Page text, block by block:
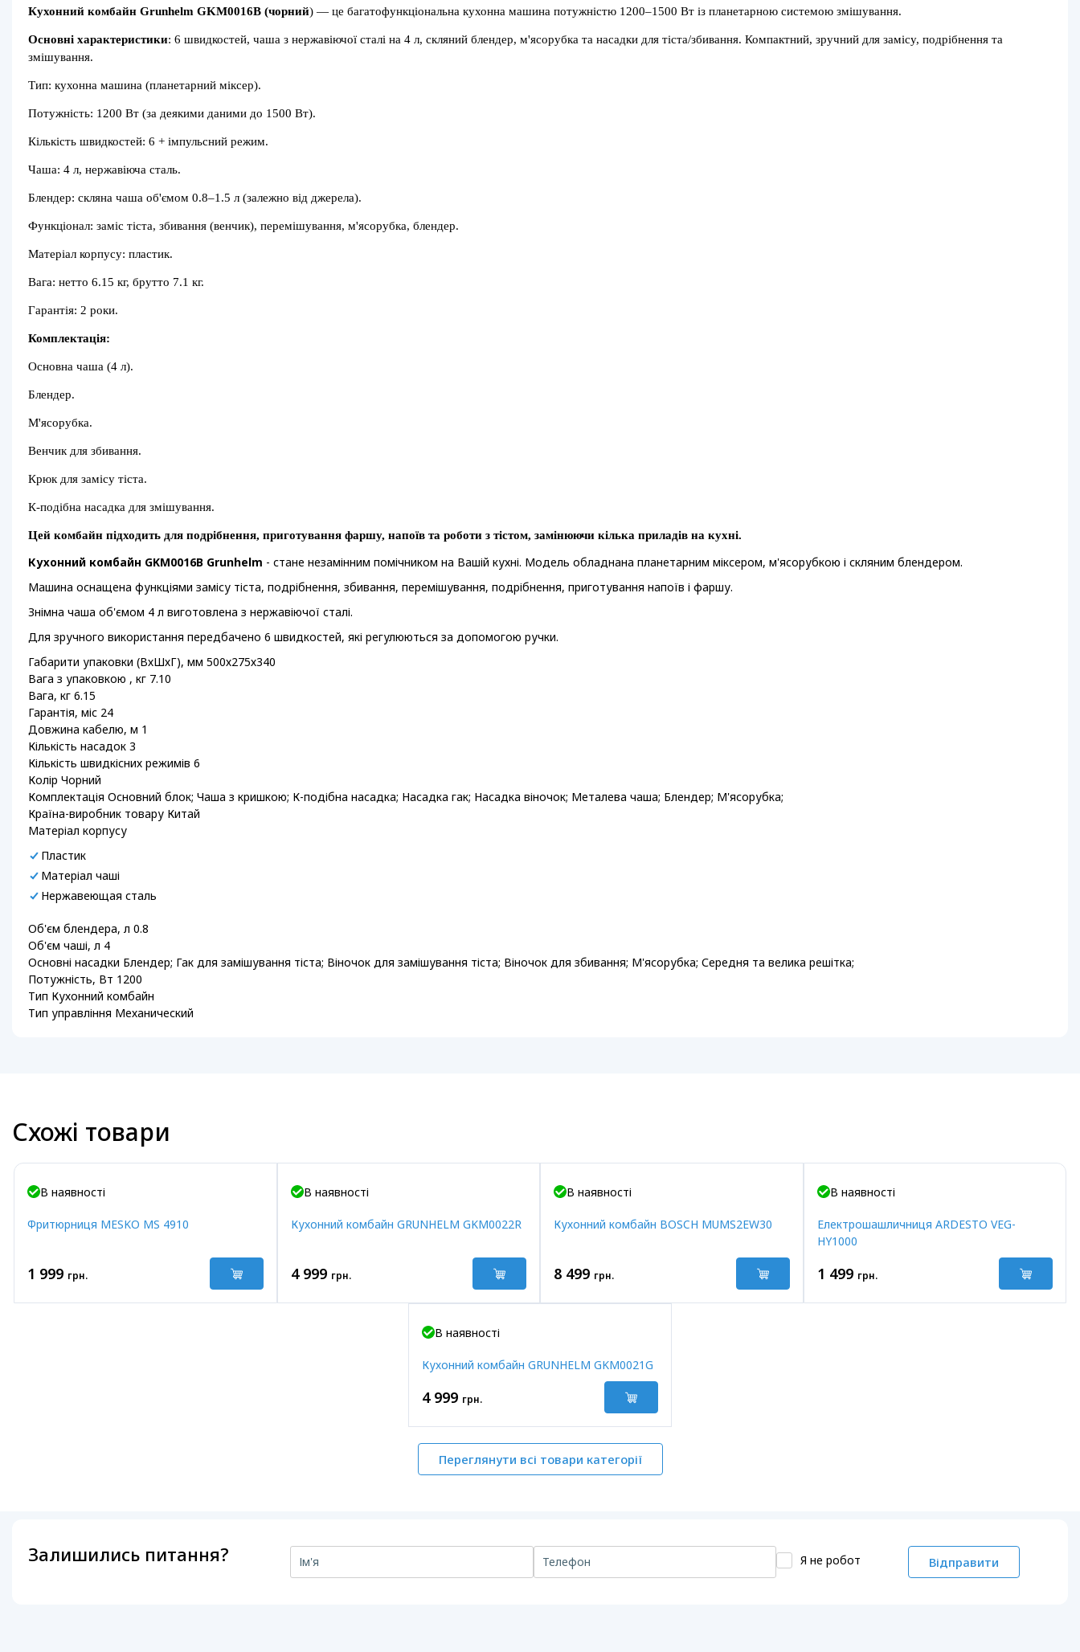
Кухонний комбайн Grunhelm GKM0016B (чорний) — це багатофункціональна кухонна машина потужністю 1200–1500 Вт із планетарною системою змішування.
Основні характеристики: 6 швидкостей, чаша з нержавіючої сталі на 4 л, скляний блендер, м'ясорубка та насадки для тіста/збивання. Компактний, зручний для замісу, подрібнення та
змішування.
Тип: кухонна машина (планетарний міксер).
Потужність: 1200 Вт (за деякими даними до 1500 Вт).
Кількість швидкостей: 6 + імпульсний режим.
Чаша: 4 л, нержавіюча сталь.
Блендер: скляна чаша об'ємом 0.8–1.5 л (залежно від джерела).
Функціонал: заміс тіста, збивання (венчик), перемішування, м'ясорубка, блендер.
Матеріал корпусу: пластик.
Вага: нетто 6.15 кг, брутто 7.1 кг.
Гарантія: 2 роки.
Комплектація:
Основна чаша (4 л).
Блендер.
М'ясорубка.
Венчик для збивання.
Крюк для замісу тіста.
К-подібна насадка для змішування.
Цей комбайн підходить для подрібнення, приготування фаршу, напоїв та роботи з тістом, замінюючи кілька приладів на кухні.
Кухонний комбайн GKM0016B Grunhelm - стане незамінним помічником на Вашій кухні. Модель обладнана планетарним міксером, м'ясорубкою і скляним блендером.
Машина оснащена функціями замісу тіста, подрібнення, збивання, перемішування, подрібнення, приготування напоїв і фаршу.
Знімна чаша об'ємом 4 л виготовлена ​​з нержавіючої сталі.
Для зручного використання передбачено 6 швидкостей, які регулюються за допомогою ручки.
Габарити упаковки (ВхШхГ), мм 500х275х340
Вага з упаковкою , кг 7.10
Вага, кг 6.15
Гарантія, міс 24
Довжина кабелю, м 1
Кількість насадок 3
Кількість швидкісних режимів 6
Колір Чорний
Комплектація Основний блок; Чаша з кришкою; К-подібна насадка; Насадка гак; Насадка віночок; Металева чаша; Блендер; М'ясорубка;
Країна-виробник товару Китай
Матеріал корпусу
Пластик
Матеріал чаші
Нержавеющая сталь
Об'єм блендера, л 0.8
Об'єм чаші, л 4
Основні насадки Блендер; Гак для замішування тіста; Віночок для замішування тіста; Віночок для збивання; М'ясорубка; Середня та велика решітка;
Потужність, Вт 1200
Тип Кухонний комбайн
Тип управління Механический
Схожі товари
В наявності
Фритюрниця MESKO MS 4910
1 999 грн.
В наявності
Кухонний комбайн GRUNHELM GKM0022R
4 999 грн.
В наявності
Кухонний комбайн BOSCH MUMS2EW30
8 499 грн.
В наявності
Електрошашличниця ARDESTO VEG-
HY1000
1 499 грн.
В наявності
Кухонний комбайн GRUNHELM GKM0021G
4 999 грн.
Переглянути всі товари категорії
Залишились питання? Я не робот Відправити